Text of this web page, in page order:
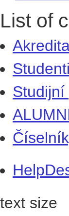
List of
Studijní
text size